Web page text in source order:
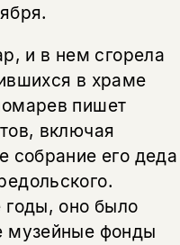
и в нем сгорела
в храме
пишет
включая
собрание его деда
годы, оно было
музейные фонды